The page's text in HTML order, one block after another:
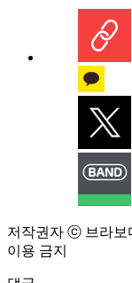
저작권자 ⓒ 브라보
이용 금지